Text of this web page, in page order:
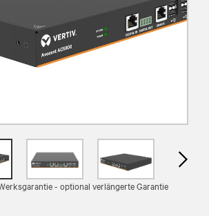
- optional verlängerte Garantie